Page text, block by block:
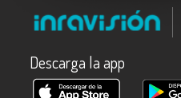
Descarga la app